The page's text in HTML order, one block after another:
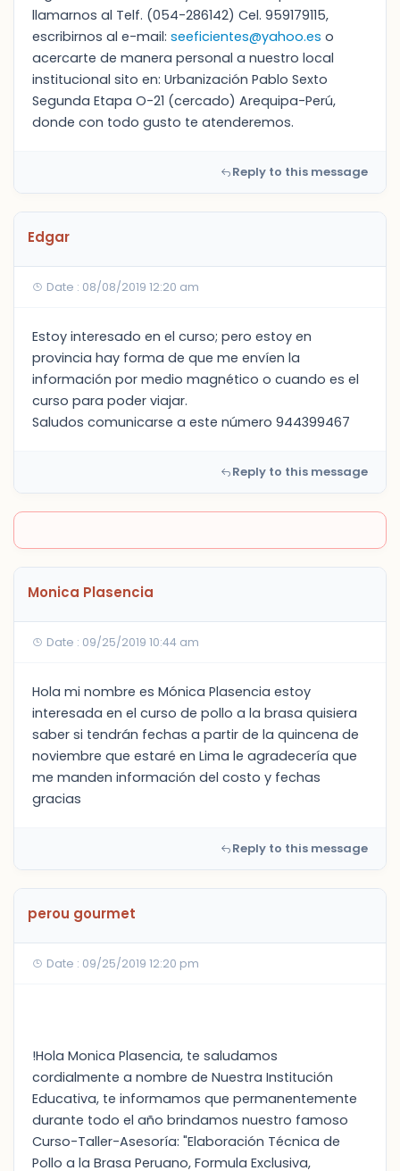
llamarnos al Telf. (054-286142) Cel. 959179115,
escribirnos al e-mail: seeficientes@yahoo.es o
acercarte de manera personal a nuestro local
institucional sito en: Urbanización Pablo Sexto
Segunda Etapa O-21 (cercado) Arequipa-Perú,
donde con todo gusto te atenderemos.
Reply to this message
Edgar
Date : 08/08/2019 12:20 am
Estoy interesado en el curso; pero estoy en
provincia hay forma de que me envíen la
información por medio magnético o cuando es el
curso para poder viajar.
Saludos comunicarse a este número 944399467
Reply to this message
Monica Plasencia
Date : 09/25/2019 10:44 am
Hola mi nombre es Mónica Plasencia estoy
interesada en el curso de pollo a la brasa quisiera
saber si tendrán fechas a partir de la quincena de
noviembre que estaré en Lima le agradecería que
me manden información del costo y fechas
gracias
Reply to this message
perou gourmet
Date : 09/25/2019 12:20 pm
!Hola Monica Plasencia, te saludamos
cordialmente a nombre de Nuestra Institución
Educativa, te informamos que permanentemente
durante todo el año brindamos nuestro famoso
Curso-Taller-Asesoría: "Elaboración Técnica de
Pollo a la Brasa Peruano, Formula Exclusiva,